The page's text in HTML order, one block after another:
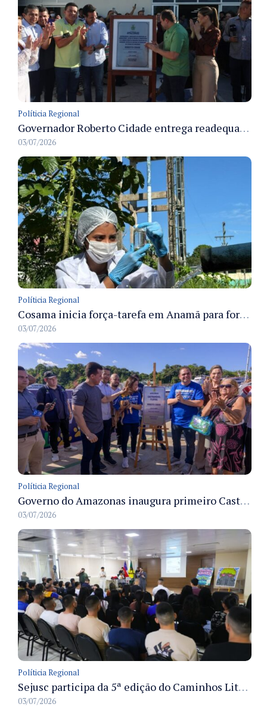
Políticia Regional
Governador Roberto Cidade entrega readequação do ambulatório da FCecon e amplia capacidade de atendimento oncológico em Manaus
03/07/2026
Políticia Regional
Cosama inicia força-tarefa em Anamã para fortalecer abastecimento de água e segurança hídrica da população
03/07/2026
Políticia Regional
Governo do Amazonas inaugura primeiro Castramóvel Fluvial para atendimento veterinário às comunidades ribeirinhas e castração gratuita
03/07/2026
Políticia Regional
Sejusc participa da 5ª edição do Caminhos Literários com foco na cultura hip-hop nas unidades socioeducativas
03/07/2026